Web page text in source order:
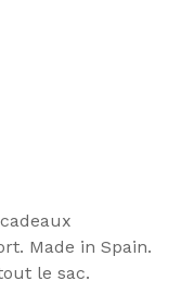
Made in Spain.
le sac.